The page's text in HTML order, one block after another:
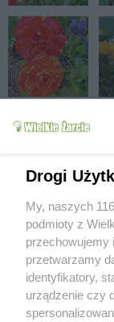
Drogi
My, naszych
podmioty z
przechowujemy
przetwarzamy
identyfikatory,
urządzenie czy